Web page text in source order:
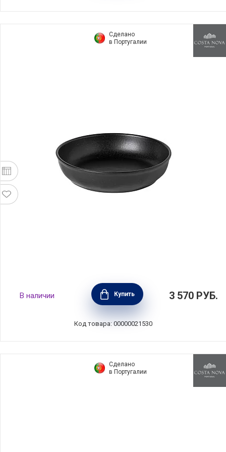
Сделано
в Португалии
Тарелка глубокая Roda 960 мл, диаметр 21,5
см, материал керамика, цвет черный, Costa
Nova, Португалия, RTP225-BLK(RTP225-964)
В наличии Купить 3 570 РУБ.
Код товара: 00000021530
Сделано
в Португалии